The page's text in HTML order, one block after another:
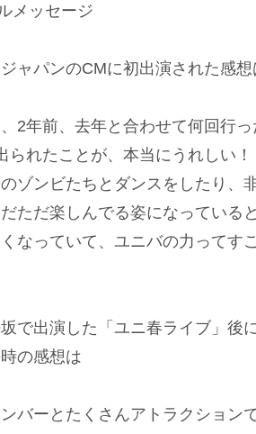
メッセージ
ャパンのCMに初出演された感想
2年前、去年と合わせて何回行
られたことが、本当にうれしい
ゾンビたちとダンスをしたり、
ただ楽しんでる姿になっている
なっていて、ユニバの力ってす
出演した「ユニ春ライブ」後
の感想は
バーとたくさんアトラクション